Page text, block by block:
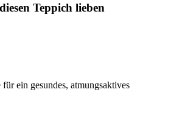
Teppich lieben
ein gesundes, atmungsaktives